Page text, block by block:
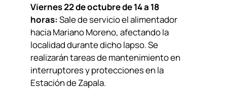
Viernes 22 de octubre de 14 a 18
horas: Sale de servicio el alimentador
hacia Mariano Moreno, afectando la
localidad durante dicho lapso. Se
realizarán tareas de mantenimiento en
interruptores y protecciones en la
Estación de Zapala.